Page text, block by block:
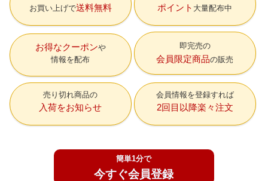
お買い上げで送料無料 ポイント 大量配布中
お得なクーポン
情報を配布
即完売の
会員限定商品の販売
売り切れ商品の
入荷をお知らせ
会員情報を登録すれば
2回目以降楽々注文
簡単1分で
今すぐ会員登録